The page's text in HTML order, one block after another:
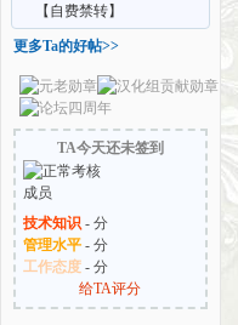
【Endlessrain0110】Goblin
Me
【自费禁转】
【AdultingX】Giantess Feet
更多Ta的好帖>>
TA今天还未签到
技术知识- 分
管理水平- 分
工作态度- 分
给TA评分